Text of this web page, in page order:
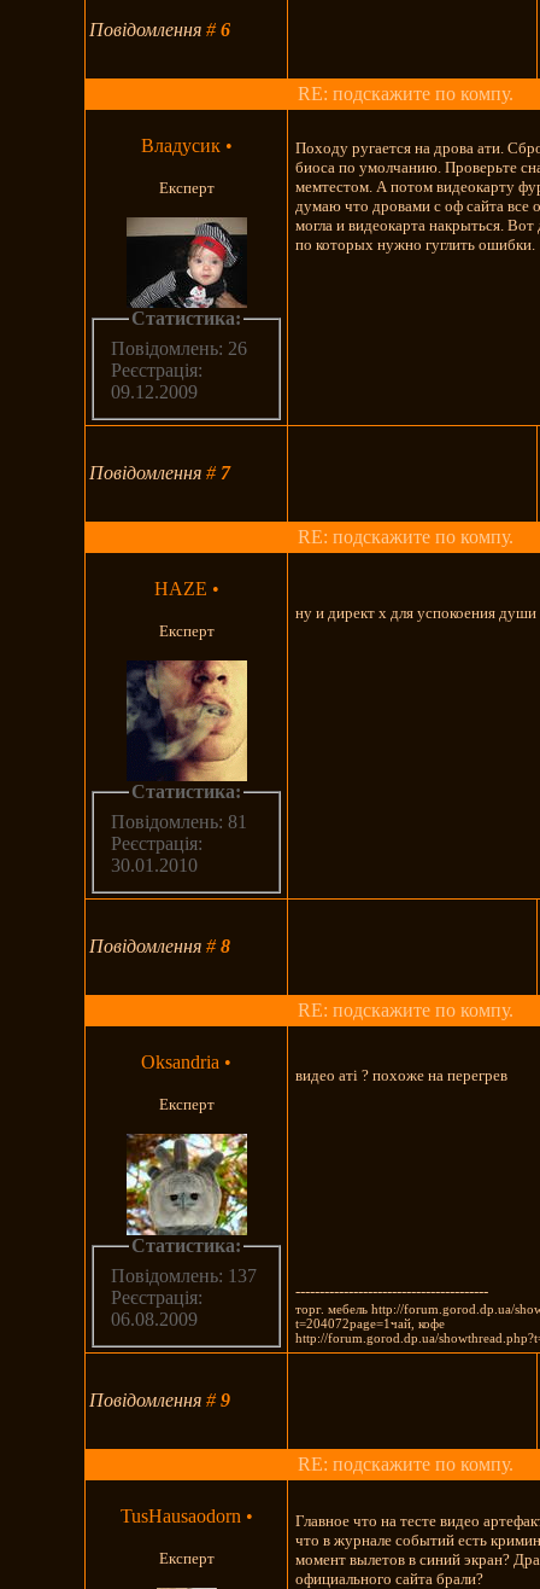
Повідомлення#6
RE: подскажите по компу.
Владусик •
Експерт
Статистика:
Повідомлень: 26
Реєстрація:
09.12.2009
Походу ругается на дрова ати.
биоса по умолчанию. Проверьте
мемтестом. А потом видеокарту
думаю что дровами с оф сайта все
могла и видеокарта накрыться. Вот
по которых нужно гуглить ошибки.
Повідомлення# 7
RE: подскажите по компу.
HAZE •
Експерт
Статистика:
Повідомлень: 81
Реєстрація:
30.01.2010
ну и директ х для успокоения
Повідомлення#8
RE: подскажите по компу.
Oksandria •
Експерт
Статистика:
Повідомлень: 137
Реєстрація:
06.08.2009
видео атi ? похоже на перегрев
----------------------------------------
торг. мебель http://forum.gorod.dp.ua/
t=204072page=1чай, кофе
http://forum.gorod.dp.ua/
Повідомлення#9
RE: подскажите по компу.
TusHausaodorn •
Експерт
Главное что на тесте видео
что в журнале событий есть
момент вылетов в синий экран?
официального сайта брали?